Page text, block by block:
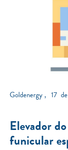
Goldenergy 17
Elevador
funicular